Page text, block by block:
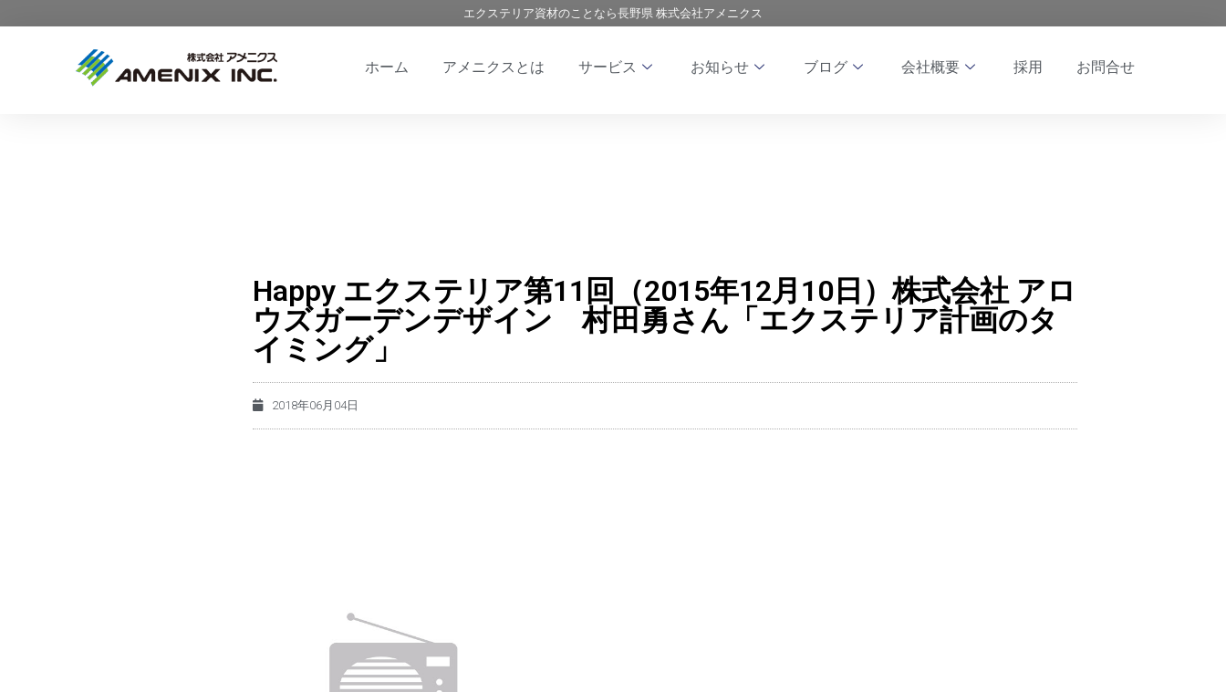
エクステリア資材のことなら長野県 株式会社アメニクス
ホーム アメニクスとは サービス お知らせ ブログ 会社概要 採用 お問合せ
Happy エクステリア第11回（2015年12月10日）株式会社 アロ
ウズガーデンデザイン 村田勇さん「エクステリア計画のタ
イミング」
2018年06月04日